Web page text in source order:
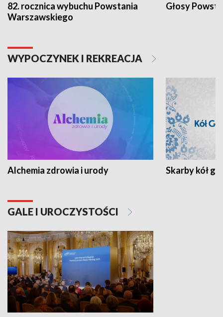
82. rocznica wybuchu Powstania
Warszawskiego
Głosy
WYPOCZYNEK I REKREACJA
Alchemia zdrowia i urody Skarby kół
GALE I UROCZYSTOŚCI